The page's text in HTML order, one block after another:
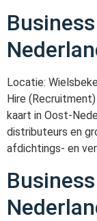
Locatie:
Hire
kaart in Oost-
distributeurs en
afdichtings- en